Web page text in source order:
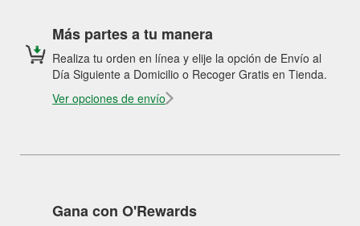
Más partes a tu manera
Realiza tu orden en línea y elije la opción de Envío al
Día Siguiente a Domicilio o Recoger Gratis en Tienda.
Ver opciones de envío
Gana con O'Rewards